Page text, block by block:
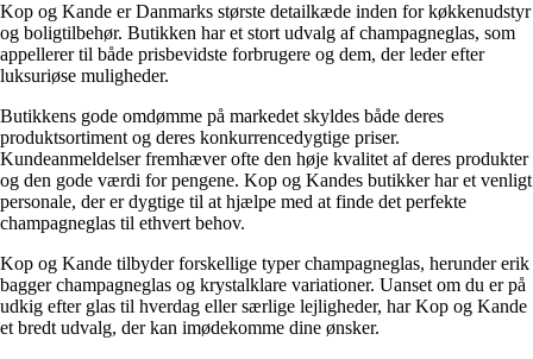
Kop og Kande er Danmarks største detailkæde inden for køkkenudstyr
og boligtilbehør. Butikken har et stort udvalg af champagneglas, som
appellerer til både prisbevidste forbrugere og dem, der leder efter
luksuriøse muligheder.
Butikkens gode omdømme på markedet skyldes både deres
produktsortiment og deres konkurrencedygtige priser.
Kundeanmeldelser fremhæver ofte den høje kvalitet af deres produkter
og den gode værdi for pengene. Kop og Kandes butikker har et venligt
personale, der er dygtige til at hjælpe med at finde det perfekte
champagneglas til ethvert behov.
Kop og Kande tilbyder forskellige typer champagneglas, herunder erik
bagger champagneglas og krystalklare variationer. Uanset om du er på
udkig efter glas til hverdag eller særlige lejligheder, har Kop og Kande
et bredt udvalg, der kan imødekomme dine ønsker.